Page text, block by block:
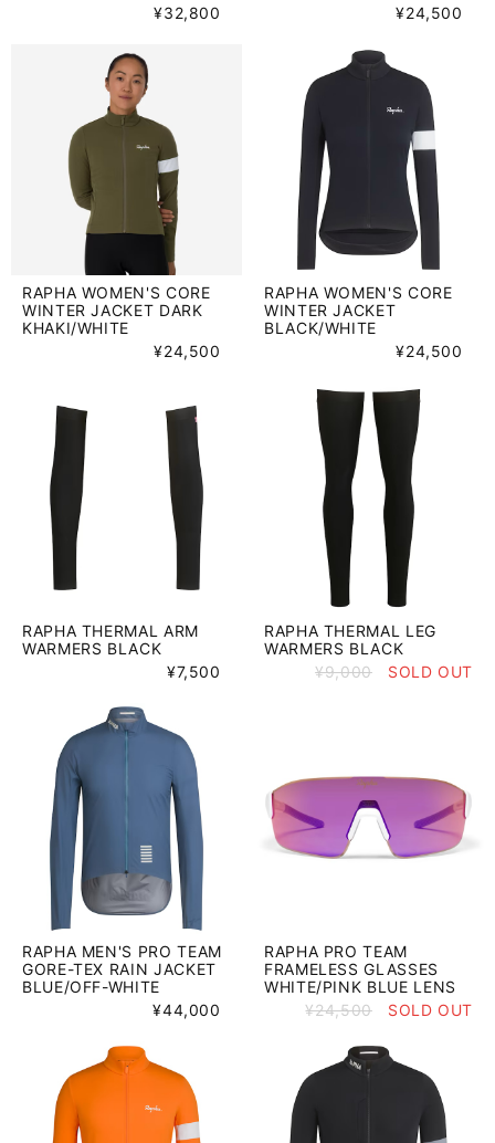
¥32,800
¥24,500
RAPHA WOMEN'S CORE
WINTER JACKET DARK
KHAKI/WHITE
¥24,500
RAPHA WOMEN'S CORE
WINTER JACKET
BLACK/WHITE
¥24,500
RAPHA THERMAL ARM
WARMERS BLACK
¥7,500
RAPHA THERMAL LEG
WARMERS BLACK
¥9,000
SOLD OUT
RAPHA MEN'S PRO TEAM
GORE-TEX RAIN JACKET
BLUE/OFF-WHITE
¥44,000
RAPHA PRO TEAM
FRAMELESS GLASSES
WHITE/PINK BLUE LENS
¥24,500
SOLD OUT